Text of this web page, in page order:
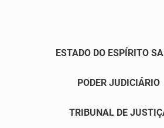
ESTADO DO ESPÍRITO
PODER JUDICIÁRIO
TRIBUNAL DE